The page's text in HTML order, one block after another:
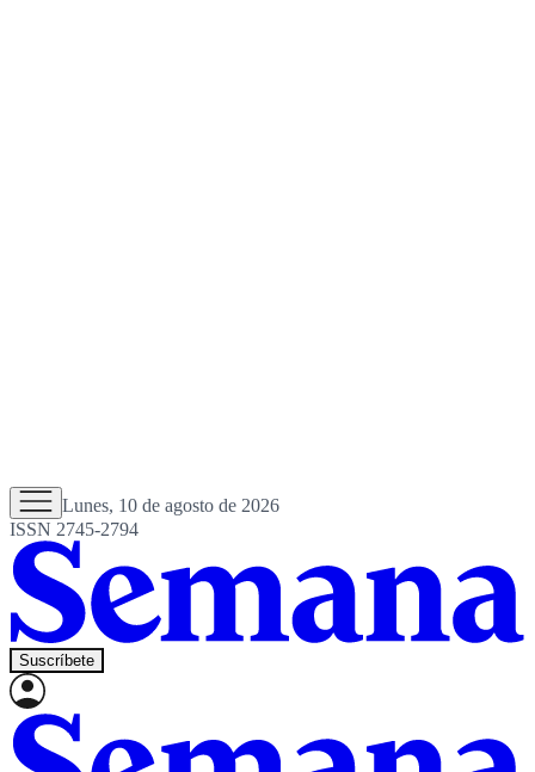
Lunes, 10 de agosto de 2026
ISSN 2745-2794
Suscríbete